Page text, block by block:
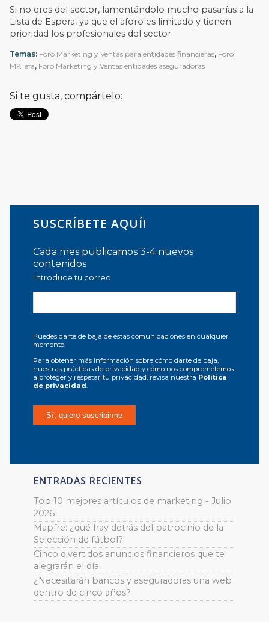
Si no eres del sector, lamentándolo mucho pasarías a la
Lista de Espera, ya que el aforo es limitado y tienen
prioridad los profesionales del sector.
Temas: Foro Marketing y Ventas para entidades financieras, Foro
MKTefa, Foro Marketing y Ventas entidades aseguradoras
Si te gusta, compártelo:
SUSCRÍBETE AQUÍ!
Cada mes publicamos 3-4 nuevos
contenidos
Introduce tu correo
Puedes darte de baja de estas comunicaciones en cualquier
momento.
Para obtener más información sobre cómo darte de baja,
nuestras prácticas de privacidad y cómo nos comprometemos
a proteger y respetar tu privacidad, revisa nuestra Política
de privacidad
ENTRADAS RECIENTES
Top 10 mejores artículos de marketing - Julio
2026
Mapfre: ¿qué hay detrás del patrocinio de la
Selección de fútbol?
Cinco divertidos anuncios financieros que te
alegrarán el día
¿Necesitarán bancos y aseguradoras una web
dentro de cinco años?